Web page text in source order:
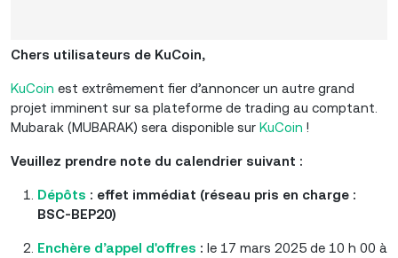
Chers utilisateurs de KuCoin,
KuCoin est extrêmement fier d’annoncer un autre grand
projet imminent sur sa plateforme de trading au comptant.
Mubarak (MUBARAK) sera disponible sur KuCoin !
Veuillez prendre note du calendrier suivant :
Dépôts : effet immédiat (réseau pris en charge :
BSC-BEP20)
Enchère d’appel d'offres : le 17 mars 2025 de 10 h 00 à